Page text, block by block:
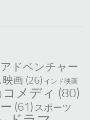
アドベンチャー
画 (26) インド映画
コメディ (80)
(61) スポーツ